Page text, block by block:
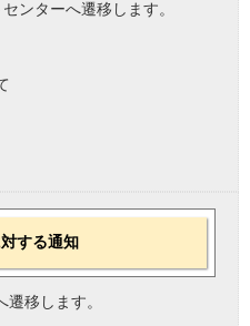
ンターへ遷移します。
する通知
遷移します。